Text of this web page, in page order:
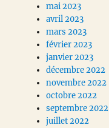
mai 2023
avril 2023
mars 2023
février 2023
janvier 2023
décembre 2022
novembre 2022
octobre 2022
septembre 2022
juillet 2022